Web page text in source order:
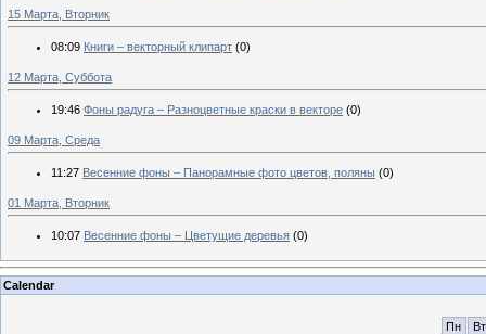
15 Марта, Вторник
08:09 Книги – векторный клипарт (0)
12 Марта, Суббота
19:46 Фоны радуга – Разноцветные краски в векторе (0)
09 Марта, Среда
11:27 Весенние фоны – Панорамные фото цветов, поляны (0)
01 Марта, Вторник
10:07 Весенние фоны – Цветущие деревья (0)
Calendar
Пн
Вт